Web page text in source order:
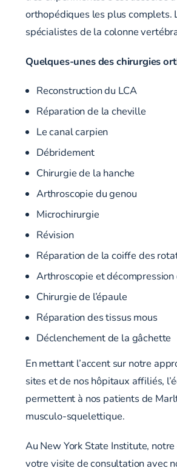
orthopédiquesles pluscomplets.
spécialistes de la colonne
Quelques-unes des chirurgies
Reconstruction du LCA
Réparation de la cheville
Le canal carpien
Débridement
Chirurgie de la hanche
Arthroscopie du genou
Microchirurgie
Révision
Réparation de la coiffe des
Arthroscopie et décompression
Chirurgie de l’épaule
Réparation des tissus mous
Déclenchement de la gâchette
En mettant l’accent sur notre
sites et de nos hôpitaux affiliés,
permettent à nos patients de
musculo-squelettique.
Au New York State Institute,
votre visite de consultation avec